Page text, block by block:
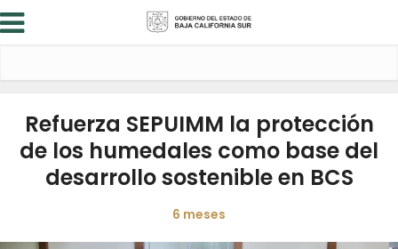
Refuerza SEPUIMM la protección
de los humedales como base del
desarrollo sostenible en BCS
6 meses